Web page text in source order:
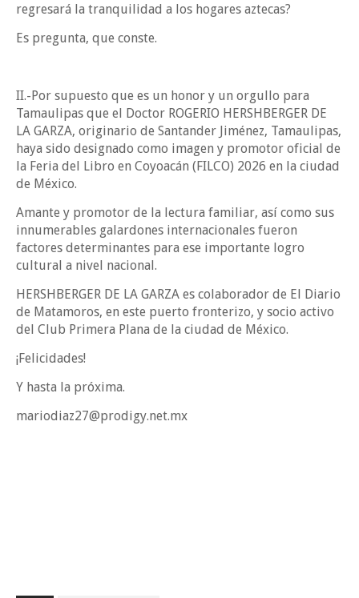
regresará la tranquilidad a los hogares aztecas?
Es pregunta, que conste.
II.-Por supuesto que es un honor y un orgullo para
Tamaulipas que el Doctor ROGERIO HERSHBERGER DE
LA GARZA, originario de Santander Jiménez, Tamaulipas,
haya sido designado como imagen y promotor oficial de
la Feria del Libro en Coyoacán (FILCO) 2026 en la ciudad
de México.
Amante y promotor de la lectura familiar, así como sus
innumerables galardones internacionales fueron
factores determinantes para ese importante logro
cultural a nivel nacional.
HERSHBERGER DE LA GARZA es colaborador de El Diario
de Matamoros, en este puerto fronterizo, y socio activo
del Club Primera Plana de la ciudad de México.
¡Felicidades!
Y hasta la próxima.
mariodiaz27@prodigy.net.mx